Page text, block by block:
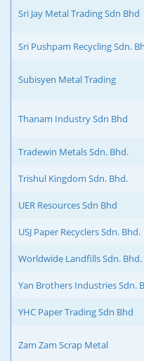
Sri Jay Metal Trading Sdn Bhd
Sri Pushpam Recycling Sdn.
Subisyen Metal Trading
Thanam Industry Sdn Bhd
Tradewin Metals Sdn. Bhd.
Trishul Kingdom Sdn. Bhd.
UER Resources Sdn Bhd
USJ Paper Recyclers Sdn. Bhd.
Worldwide Landfills Sdn. Bhd.
Yan Brothers Industries Sdn.
YHC Paper Trading Sdn Bhd
Zam Zam Scrap Metal